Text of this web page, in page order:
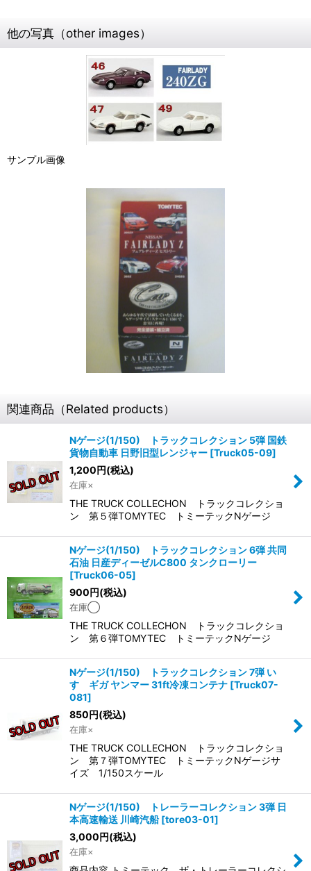
他の写真（other images）
サンプル画像
関連商品（Related products）
Nゲージ(1/150) トラックコレクション 5弾 国鉄
貨物自動車 日野旧型レンジャー [Truck05-09]
1,200円(税込)
在庫×
THE TRUCK COLLECHON トラックコレクショ
ン 第５弾TOMYTEC トミーテックNゲージ
Nゲージ(1/150) トラックコレクション 6弾 共同
石油 日産ディーゼルC800 タンクローリー
[Truck06-05]
900円(税込)
在庫◯
THE TRUCK COLLECHON トラックコレクショ
ン 第６弾TOMYTEC トミーテックNゲージ
Nゲージ(1/150) トラックコレクション 7弾 い
すゞギガ ヤンマー 31ft冷凍コンテナ [Truck07-
081]
850円(税込)
在庫×
THE TRUCK COLLECHON トラックコレクショ
ン 第７弾TOMYTEC トミーテックNゲージサ
イズ 1/150スケール
Nゲージ(1/150) トレーラーコレクション 3弾 日
本高速輸送 川崎汽船 [tore03-01]
3,000円(税込)
在庫×